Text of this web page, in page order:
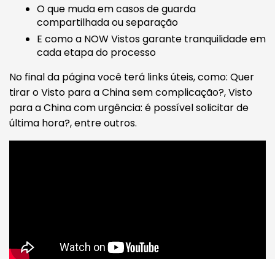
O que muda em casos de guarda
compartilhada ou separação
E como a NOW Vistos garante tranquilidade em
cada etapa do processo
No final da página você terá links úteis, como: Quer
tirar o Visto para a China sem complicação?, Visto
para a China com urgência: é possível solicitar de
última hora?, entre outros.